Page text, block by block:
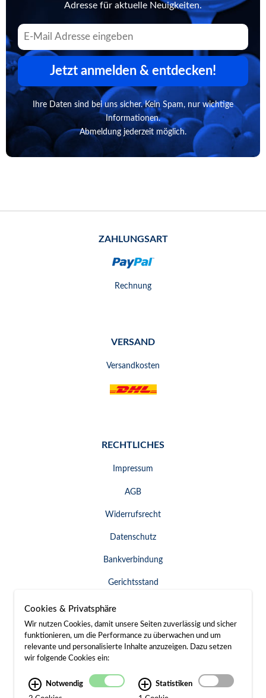
Adresse für aktuelle Neuigkeiten.
Jetzt anmelden & entdecken!
Ihre Daten sind bei uns sicher. Kein Spam, nur wichtige
Informationen.
Abmeldung jederzeit möglich.
ZAHLUNGSART
Rechnung
VERSAND
Versandkosten
RECHTLICHES
Impressum
AGB
Widerrufsrecht
Datenschutz
Bankverbindung
Gerichtsstand
Widerruf erklären
SERVICE & KONTAKT
Besuch / Anfahrt
Cookies & Privatsphäre
Wir nutzen Cookies, damit unsere Seiten zuverlässig und sicher
funktionieren, um die Performance zu überwachen und um
relevante und personalisierte Inhalte anzuzeigen. Dazu setzen
wir folgende Cookies ein:
Notwendig Statistiken